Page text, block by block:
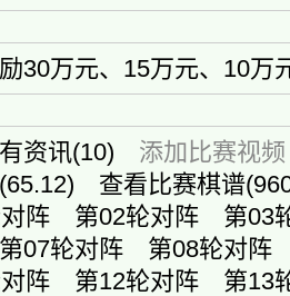
30万元、15万元、10万
资讯(10) 添加比赛视频
(65.12) 查看比赛棋谱
阵
第02轮对阵
第03
第07轮对阵
第08轮对阵
阵
第12轮对阵
第13